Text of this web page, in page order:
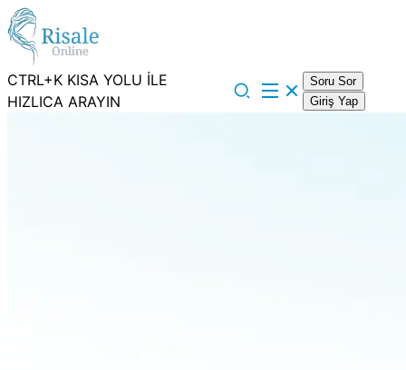
CTRL+K KISA YOLU İLE
HIZLICA ARAYIN
Soru Sor
Giriş Yap